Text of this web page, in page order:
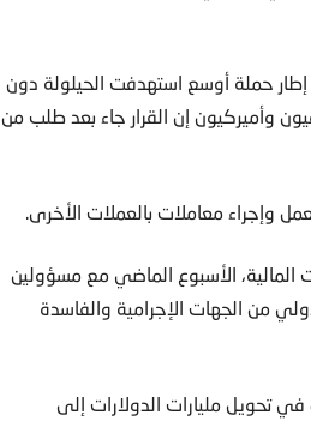
معاملات بالدولار في إطار حملة أوسع استهدفت الحيلولة دون
وأميركيون إن القرار جاء بعد طلب من
وإجراء معاملات بالعملات الأخرى.
المالية، الأسبوع الماضي مع مسؤولين
من الجهات الإجرامية والفاسدة
في تحويل مليارات الدولارات إلى